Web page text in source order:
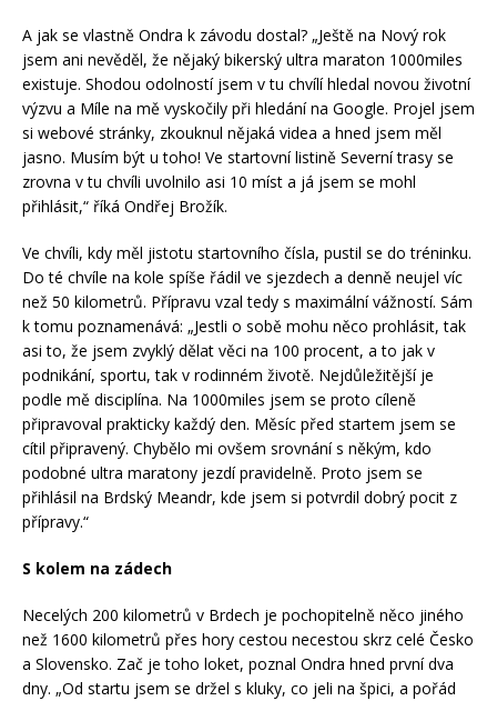
A jak se vlastně Ondra k závodu dostal? „Ještě na Nový rok
jsem ani nevěděl, že nějaký bikerský ultra maraton 1000miles
existuje. Shodou odolností jsem v tu chvílí hledal novou životní
výzvu a Míle na mě vyskočily při hledání na Google. Projel jsem
si webové stránky, zkouknul nějaká videa a hned jsem měl
jasno. Musím být u toho! Ve startovní listině Severní trasy se
zrovna v tu chvíli uvolnilo asi 10 míst a já jsem se mohl
přihlásit,“ říká Ondřej Brožík.
Ve chvíli, kdy měl jistotu startovního čísla, pustil se do tréninku.
Do té chvíle na kole spíše řádil ve sjezdech a denně neujel víc
než 50 kilometrů. Přípravu vzal tedy s maximální vážností. Sám
k tomu poznamenává: „Jestli o sobě mohu něco prohlásit, tak
asi to, že jsem zvyklý dělat věci na 100 procent, a to jak v
podnikání, sportu, tak v rodinném životě. Nejdůležitější je
podle mě disciplína. Na 1000miles jsem se proto cíleně
připravoval prakticky každý den. Měsíc před startem jsem se
cítil připravený. Chybělo mi ovšem srovnání s někým, kdo
podobné ultra maratony jezdí pravidelně. Proto jsem se
přihlásil na Brdský Meandr, kde jsem si potvrdil dobrý pocit z
přípravy.“
S kolem na zádech
Necelých 200 kilometrů v Brdech je pochopitelně něco jiného
než 1600 kilometrů přes hory cestou necestou skrz celé Česko
a Slovensko. Zač je toho loket, poznal Ondra hned první dva
dny. „Od startu jsem se držel s kluky, co jeli na špici, a pořád